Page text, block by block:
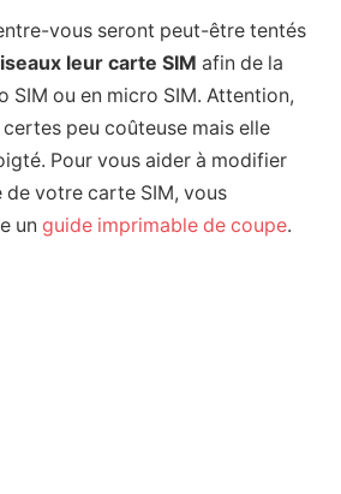
vous seront peut-être tentés
leur carte SIM afin de la
SIM ou en micro SIM. Attention,
peu coûteuse mais elle
Pour vous aider à modifier
votre carte SIM, vous
un guide imprimable de coupe.